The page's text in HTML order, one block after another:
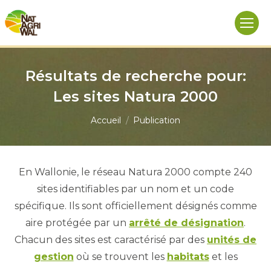
Résultats de recherche pour:
Les sites Natura 2000
Vous êtes ici :
Accueil Publication
En Wallonie, le réseau Natura 2000 compte 240
sites identifiables par un nom et un code
spécifique. Ils sont officiellement désignés comme
aire protégée par un arrêté de désignation.
Chacun des sites est caractérisé par des unités de
gestion où se trouvent les habitatset les